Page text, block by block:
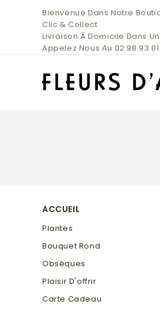
Bienvenue Dans Notre
Clic & Collect
Livraison À Domicile Dans
Appelez Nous Au 02 98 93 01
ACCUEIL
Plantes
Bouquet Rond
Obsèques
Plaisir D'offrir
Carte Cadeau